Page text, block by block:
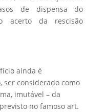
de dispensa do
acerto da rescisão
ainda é
ser considerado como
imutável – da
no famoso art.